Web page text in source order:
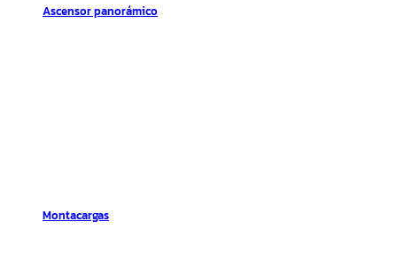
Ascensor panorámico
Montacargas